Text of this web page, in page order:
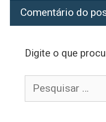
Digite o que
por: